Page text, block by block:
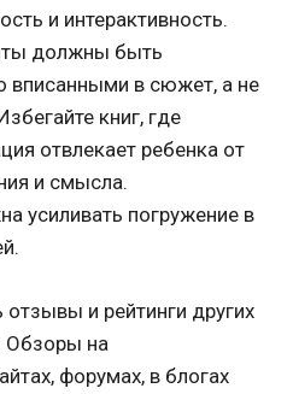
и интерактивность.
должны быть
вписанными в сюжет, а не
книг, где
отвлекает ребенка от
и смысла.
усиливать погружение в
отзывы и рейтинги других
Обзоры на
форумах, в блогах